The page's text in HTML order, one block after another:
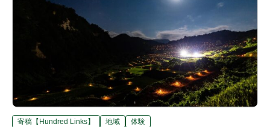
寄稿【Hundred Links】 地域 体験